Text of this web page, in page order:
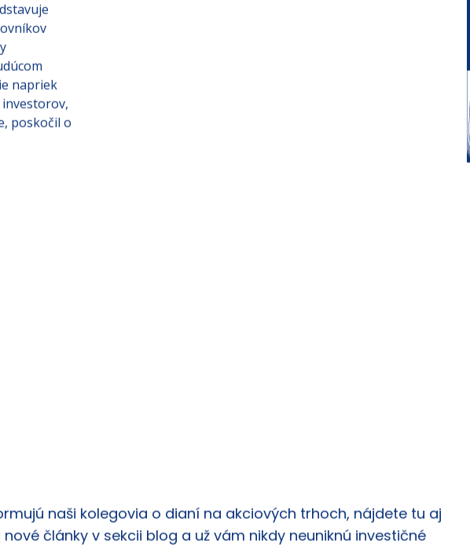
napriek
poskočil o
naši kolegovia o dianí na akciových trhoch, nájdete tu aj
články v sekcii blog a už vám nikdy neuniknú investičné